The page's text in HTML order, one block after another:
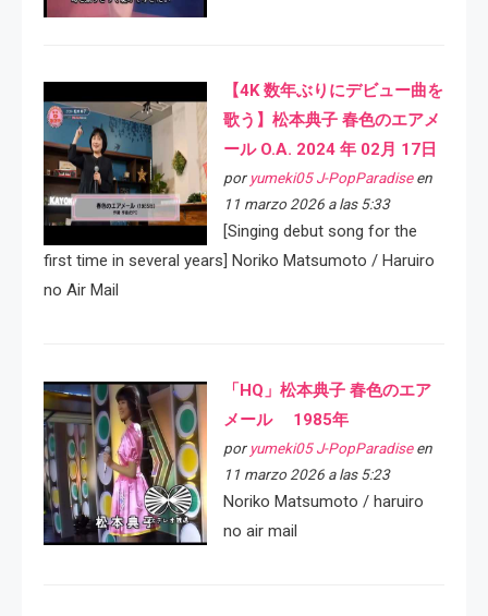
【4K 数年ぶりにデビュー曲を
歌う】松本典子 春色のエアメ
ール O.A. 2024 年 02月 17日
por yumeki05 J-PopParadiseen
11 marzo 2026 a las 5:33
[Singing debut song for the
first time in several years] Noriko Matsumoto / Haruiro
no Air Mail
「HQ」松本典子 春色のエア
メール 1985年
por yumeki05 J-PopParadiseen
11 marzo 2026 a las 5:23
Noriko Matsumoto / haruiro
no air mail